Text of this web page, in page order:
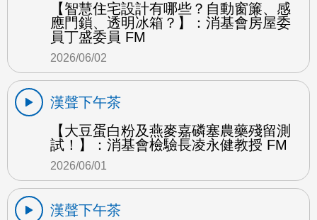
【智慧住宅設計有哪些？自動窗簾、感
應門鎖、透明冰箱？】：消基會房屋委
員丁盛委員 FM
2026/06/02
漢聲下午茶
【大豆蛋白粉及燕麥嘉磷塞農藥殘留測
試！】：消基會檢驗長凌永健教授 FM
2026/06/01
漢聲下午茶